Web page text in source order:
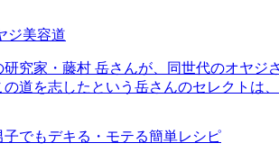
ジ美容道
研究家・藤村 岳さんが、同世代のオヤ
の道を志したという岳さんのセレクトは
子でもデキる・モテる簡単レシピ